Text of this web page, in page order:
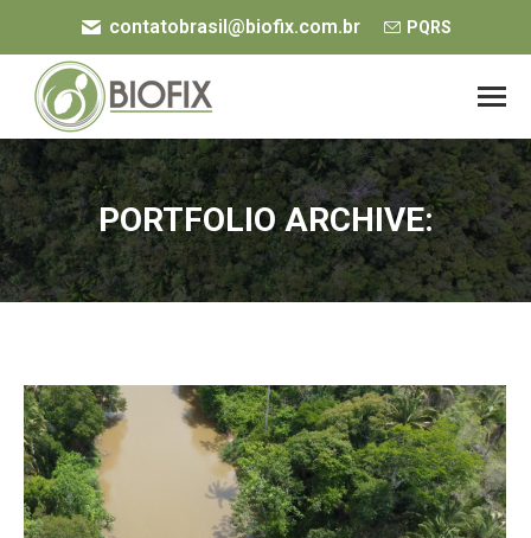
contatobrasil@biofix.com.br PQRS
PORTFOLIO ARCHIVE:
Você está aqui: